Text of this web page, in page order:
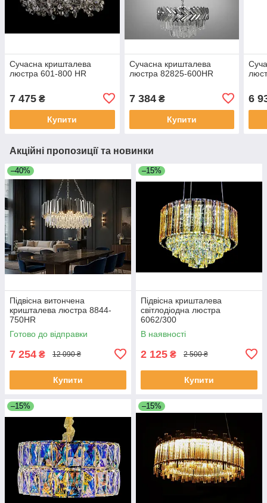
Сучасна кришталева
люстра 601-800 HR
7 475 ₴
Купити
Сучасна кришталева
люстра 82825-600HR
7 384₴
Купити
6
Акційні пропозиції та новинки
–40%
Підвісна витончена
кришталева люстра 8844-
750HR
Готово до відправки
7 254 ₴ 12 090 ₴
Купити
–15%
Підвісна кришталева
світлодіодна люстра
6062/300
В наявності
2 125 ₴ 2 500 ₴
Купити
–15% –15%